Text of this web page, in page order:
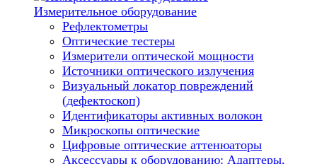
Измерительное оборудование
Рефлектометры
Оптические тестеры
Измерители оптической мощности
Источники оптического излучения
Визуальный локатор повреждений
(дефектоскоп)
Идентификаторы активных волокон
Микроскопы оптические
Цифровые оптические аттенюаторы
Аксессуары к оборудованию: Адаптеры,